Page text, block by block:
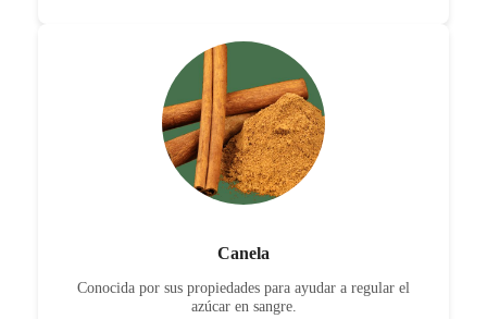
Canela
Conocida por sus propiedades para ayudar a regular el
azúcar en sangre.